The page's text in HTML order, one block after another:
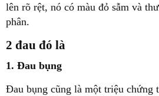
lên rõ rệt, nó có màu đỏ sẫm và
phân.
2 đau đó là
1. Đau bụng
Đau bụng cũng là một triệu chứng